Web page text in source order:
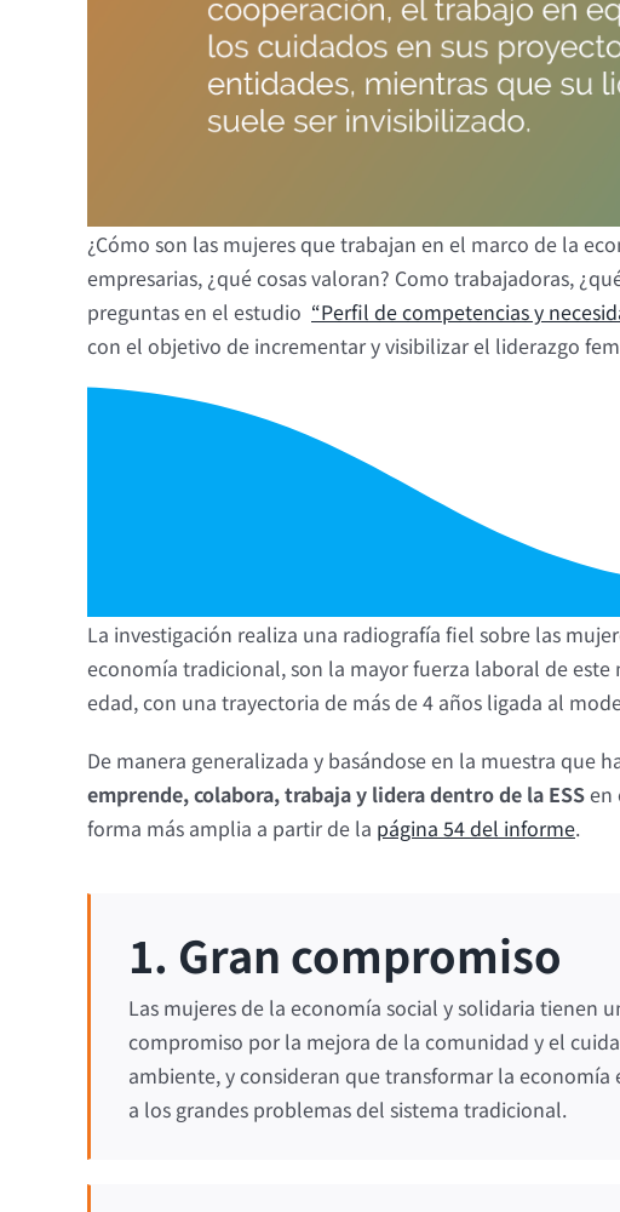
¿Cómo son las mujeres que trabajan en el marco de la
empresarias, ¿qué cosas valoran? Como trabajadoras,
preguntas en el estudio “Perfil de competencias y
con el objetivo de incrementar y visibilizar el liderazgo
La investigación realiza una radiografía fiel sobre las
economía tradicional, son la mayor fuerza laboral de
edad, con una trayectoria de más de 4 años ligada al
De manera generalizada y basándose en la muestra que
emprende, colabora, trabaja y lidera dentro de la ESSen
forma más amplia a partir de la página 54 del informe.
1. Gran compromiso
Las mujeres de la economía social y solidaria tienen
compromiso por la mejora de la comunidad y el
ambiente, y consideran que transformar la economía
a los grandes problemas del sistema tradicional.